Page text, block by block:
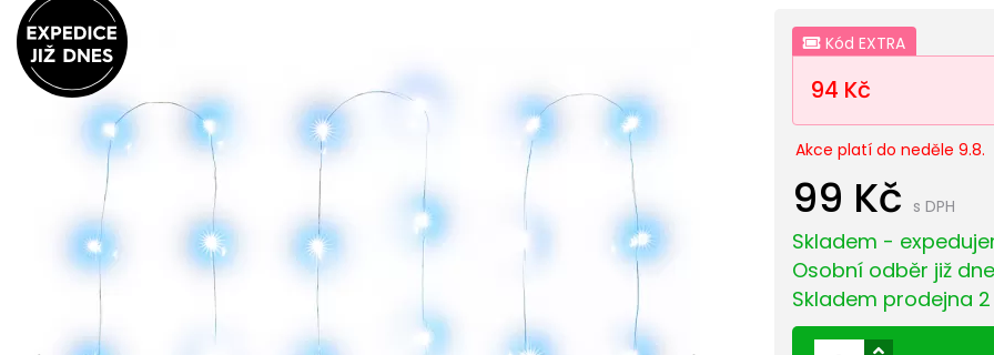
Kód EXTRA
94 Kč
Akce platí do neděle 9.8.
99 Kč s DPH
Skladem -
Osobní odběr již
Skladem prodejna 2